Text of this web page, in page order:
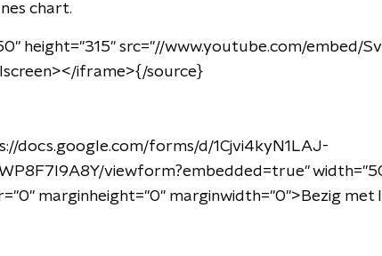
chart.
height="315" src="//www.youtube.com/embed/
iframe>{/source}
docs.google.com/forms/d/1Cjvi4kyN1LAJ-
viewform?embedded=true"
marginheight="0" marginwidth="0">Bezig met